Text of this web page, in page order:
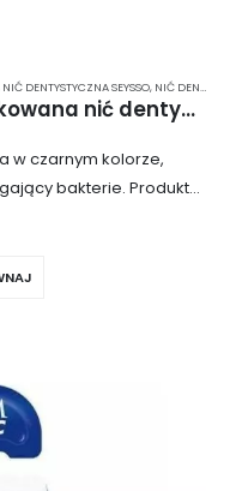
NIĆ DENTYSTYCZNA SEYSSO, NIĆ DENTYSTYCZNA WOSKOWANA
SEYSSO Carbon 40m – woskowana nić dentystyczna z aktywnym węglem i miętą
w czarnym kolorze,
bakterie. Produkt
usuwając